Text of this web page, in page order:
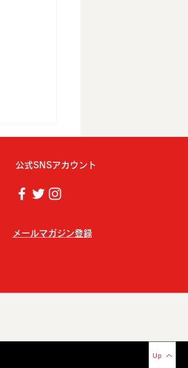
Up
公式SNSアカウント
メールマガジン登録